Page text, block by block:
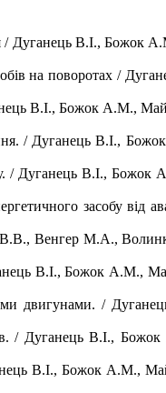
/ Дуганець В.І., Божок
на поворотах /
В.І., Божок А.М.,
/ Дуганець В.І.,
/ Дуганець В.І.,
засобу від
Венгер М.А.,
В.І., Божок А.М.,
двигунами. /
/ Дуганець В.І.,
В.І., Божок А.М.,